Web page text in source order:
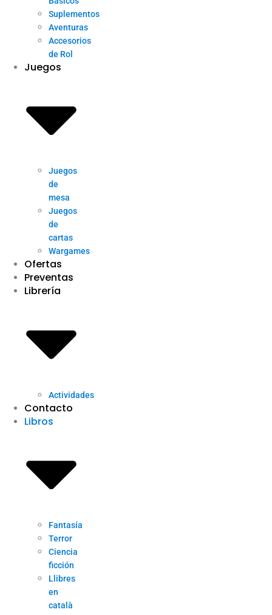
Suplementos
Aventuras
Accesorios
de Rol
Juegos
Juegos
de
mesa
Juegos
de
cartas
Wargames
Ofertas
Preventas
Librería
Actividades
Contacto
Libros
Fantasía
Terror
Ciencia
ficción
Llibres
en
català